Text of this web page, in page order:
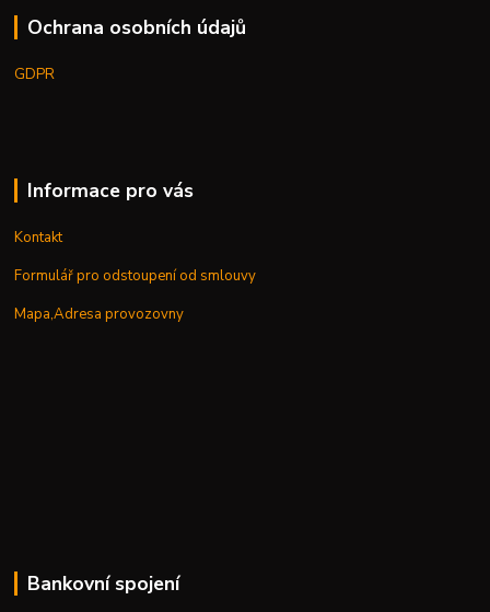
Ochrana osobních údajů
GDPR
Informace pro vás
Kontakt
Formulář pro odstoupení od smlouvy
Mapa,Adresa provozovny
Bankovní spojení